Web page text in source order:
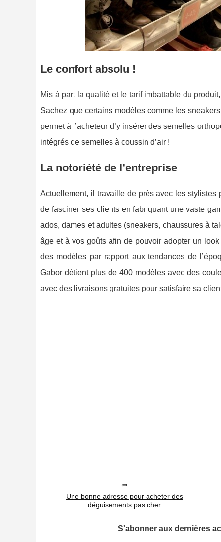
Le confort absolu !
Mis à part la qualité et le tarif imbattable du
Sachez que certains modèles comme les
permet à l’acheteur d’y insérer des semelles
intégrés de semelles à coussin d’air !
La notoriété de l’entreprise
Actuellement, il travaille de près avec les
de fasciner ses clients en fabriquant une vaste
ados, dames et adultes (sneakers, chaussures à
âge et à vos goûts afin de pouvoir adopter un
des modèles par rapport aux tendances de
Gabor détient plus de 400 modèles avec des
avec des livraisons gratuites pour satisfaire sa
Une bonne adresse pour acheter des
déguisements pas cher
S'abonner aux dernières